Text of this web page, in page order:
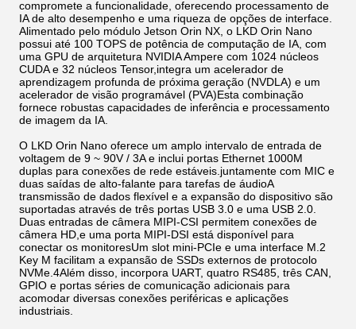
compromete a funcionalidade, oferecendo processamento de
IA de alto desempenho e uma riqueza de opções de interface.
Alimentado pelo módulo Jetson Orin NX, o LKD Orin Nano
possui até 100 TOPS de potência de computação de IA, com
uma GPU de arquitetura NVIDIA Ampere com 1024 núcleos
CUDA e 32 núcleos Tensor,integra um acelerador de
aprendizagem profunda de próxima geração (NVDLA) e um
acelerador de visão programável (PVA)Esta combinação
fornece robustas capacidades de inferência e processamento
de imagem da IA.
O LKD Orin Nano oferece um amplo intervalo de entrada de
voltagem de 9 ~ 90V / 3A e inclui portas Ethernet 1000M
duplas para conexões de rede estáveis.juntamente com MIC e
duas saídas de alto-falante para tarefas de áudioA
transmissão de dados flexível e a expansão do dispositivo são
suportadas através de três portas USB 3.0 e uma USB 2.0.
Duas entradas de câmera MIPI-CSI permitem conexões de
câmera HD,e uma porta MIPI-DSI está disponível para
conectar os monitoresUm slot mini-PCIe e uma interface M.2
Key M facilitam a expansão de SSDs externos de protocolo
NVMe.4Além disso, incorpora UART, quatro RS485, três CAN,
GPIO e portas séries de comunicação adicionais para
acomodar diversas conexões periféricas e aplicações
industriais.